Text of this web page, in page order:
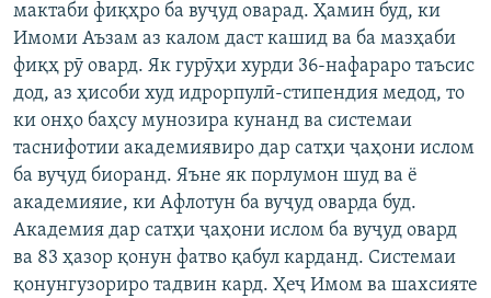
мактаби фиқҳро ба вуҷуд оварад. Ҳамин буд, ки
Имоми Аъзам аз калом даст кашид ва ба мазҳаби
фиқҳ рӯ овард. Як гурӯҳи хурди 36-нафараро таъсис
дод, аз ҳисоби худ идрорпулӣ-стипендия медод, то
ки онҳо баҳсу мунозира кунанд ва системаи
таснифотии академиявиро дар сатҳи ҷаҳони ислом
ба вуҷуд биоранд. Яъне як порлумон шуд ва ё
академияие, ки Афлотун ба вуҷуд оварда буд.
Академия дар сатҳи ҷаҳони ислом ба вуҷуд овард
ва 83 ҳазор қонун фатво қабул карданд. Системаи
қонунгузориро тадвин кард. Ҳеҷ Имом ва шахсияте